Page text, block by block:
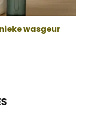
wasgeur